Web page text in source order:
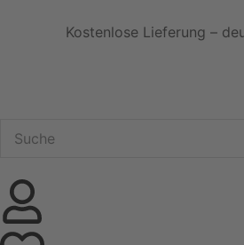
Kostenlose Lieferung –